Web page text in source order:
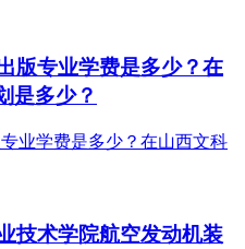
版专业学费是多少？在
是多少？
技术学院航空发动机装